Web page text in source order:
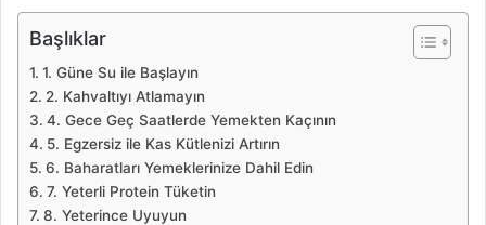
Başlıklar
1. Güne Su ile Başlayın
2. Kahvaltıyı Atlamayın
4. Gece Geç Saatlerde Yemekten Kaçının
5. Egzersiz ile Kas Kütlenizi Artırın
6. Baharatları Yemeklerinize Dahil Edin
7. Yeterli Protein Tüketin
8. Yeterince Uyuyun